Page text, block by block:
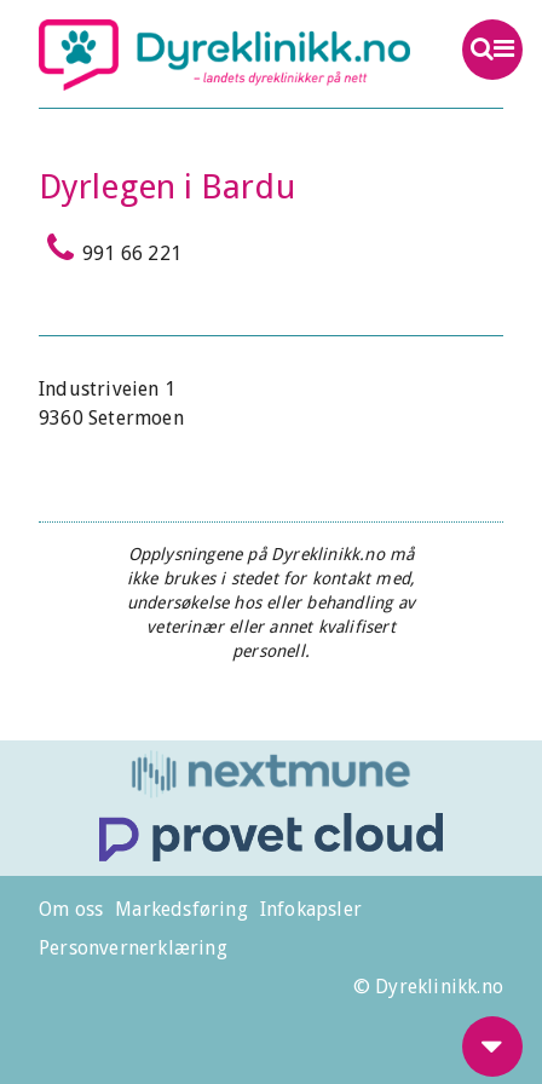
Dyrlegen i Bardu
991 66 221
Industriveien 1
9360 Setermoen
Opplysningene på Dyreklinikk.no må
ikke brukes i stedet for kontakt med,
undersøkelse hos eller behandling av
veterinær eller annet kvalifisert
personell.
Om oss Markedsføring Infokapsler
Personvernerklæring
© Dyreklinikk.no